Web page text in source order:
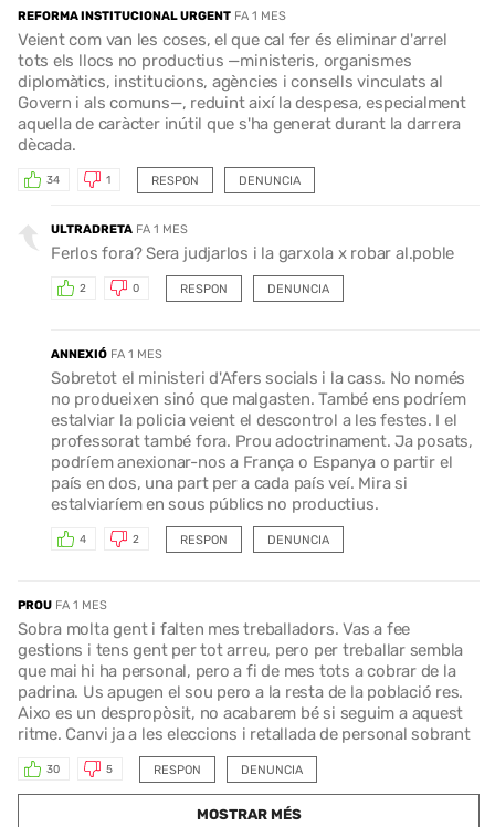
REFORMA INSTITUCIONAL URGENT FA 1 MES
Veient com van les coses, el que cal fer és eliminar d'arrel
tots els llocs no productius —ministeris, organismes
diplomàtics, institucions, agències i consells vinculats al
Govern i als comuns—, reduint així la despesa, especialment
aquella de caràcter inútil que s'ha generat durant la darrera
dècada.
RESPON
34 1 DENUNCIA
ULTRADRETA FA 1 MES
Ferlos fora? Sera judjarlos i la garxola x robar al.poble
RESPON
2 0 DENUNCIA
ANNEXIÓ FA 1 MES
Sobretot el ministeri d'Afers socials i la cass. No només
no produeixen sinó que malgasten. També ens podríem
estalviar la policia veient el descontrol a les festes. I el
professorat també fora. Prou adoctrinament. Ja posats,
podríem anexionar-nos a França o Espanya o partir el
país en dos, una part per a cada país veí. Mira si
estalviaríem en sous públics no productius.
RESPON
4 2 DENUNCIA
PROU FA 1 MES
Sobra molta gent i falten mes treballadors. Vas a fee
gestions i tens gent per tot arreu, pero per treballar sembla
que mai hi ha personal, pero a fi de mes tots a cobrar de la
padrina. Us apugen el sou pero a la resta de la població res.
Aixo es un despropòsit, no acabarem bé si seguim a aquest
ritme. Canvi ja a les eleccions i retallada de personal sobrant
RESPON
30 5 DENUNCIA
MOSTRAR MÉS